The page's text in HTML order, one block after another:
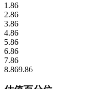
1.86
2.86
3.86
4.86
5.86
6.86
7.86
8.869.86